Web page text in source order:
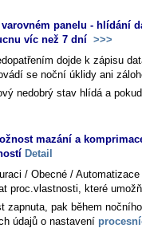
panelu - hlídání
víc než 7 dní >>>
dojde k zápisu
se noční úklidy ani
nedobrý stav hlídá a
mazání a
Detail
/ Obecné /
proc.vlastnosti , které
zapnuta, pak během
údajů o nastavení